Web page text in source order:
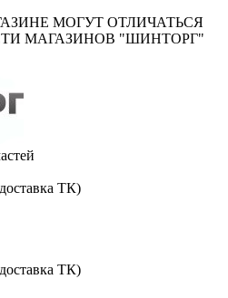
МОГУТ ОТЛИЧАТЬСЯ
МАГАЗИНОВ "ШИНТОРГ"
ТК)
ТК)